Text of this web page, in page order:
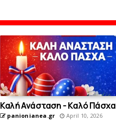
Kαλή Aνάσταση - Kαλό Πάσχα
panionianea.gr April 10, 2026